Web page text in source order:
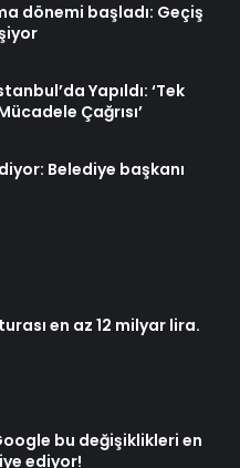
dönemi başladı: Geçiş
Yapıldı: ‘Tek
Çağrısı’
Belediye başkanı
en az 12 milyar lira.
bu değişiklikleri en
ediyor!